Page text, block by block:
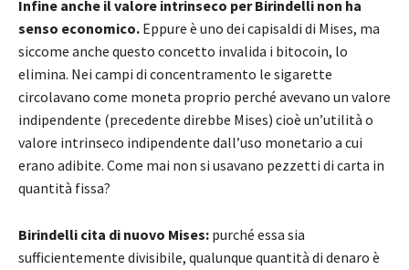
Infine anche il valore intrinseco per Birindelli non ha
senso economico. Eppure è uno dei capisaldi di Mises, ma
siccome anche questo concetto invalida i bitocoin, lo
elimina. Nei campi di concentramento le sigarette
circolavano come moneta proprio perché avevano un valore
indipendente (precedente direbbe Mises) cioè un’utilità o
valore intrinseco indipendente dall’uso monetario a cui
erano adibite. Come mai non si usavano pezzetti di carta in
quantità fissa?
Birindelli cita di nuovo Mises: purché essa sia
sufficientemente divisibile, qualunque quantità di denaro è